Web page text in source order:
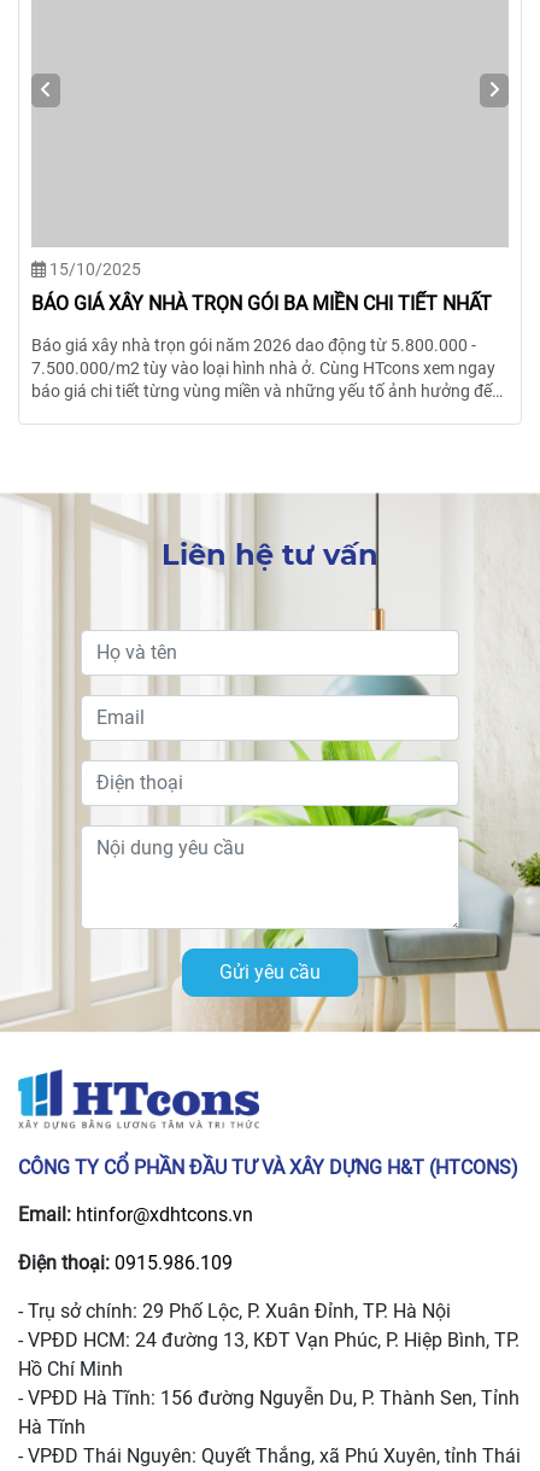
15/10/2025
BÁO GIÁ XÂY NHÀ TRỌN GÓI BA MIỀN CHI TIẾT NHẤT
Báo giá xây nhà trọn gói năm 2026 dao động từ 5.800.000 -
7.500.000/m2 tùy vào loại hình nhà ở. Cùng HTcons xem ngay
báo giá chi tiết từng vùng miền và những yếu tố ảnh hưởng đến
Liên hệ tư vấn
Gửi yêu cầu
CÔNG TY CỔ PHẦN ĐẦU TƯ VÀ XÂY DỰNG H&T (HTCONS)
Email: htinfor@xdhtcons.vn
Điện thoại: 0915.986.109
- Trụ sở chính: 29 Phố Lộc, P. Xuân Đỉnh, TP. Hà Nội
- VPĐD HCM: 24 đường 13, KĐT Vạn Phúc, P. Hiệp Bình, TP.
Hồ Chí Minh
- VPĐD Hà Tĩnh: 156 đường Nguyễn Du, P. Thành Sen, Tỉnh
Hà Tĩnh
- VPĐD Thái Nguyên: Quyết Thắng, xã Phú Xuyên, tỉnh Thái